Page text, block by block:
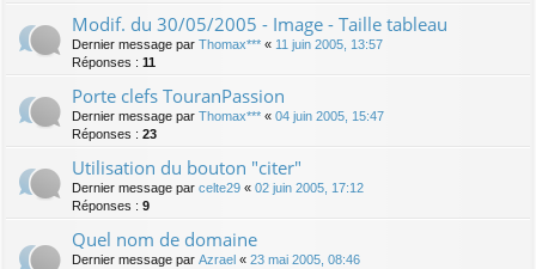
Modif. du 30/05/2005 - Image - Taille tableau
Dernier message par Thomax*** « 11 juin 2005, 13:57
Réponses : 11
Porte clefs TouranPassion
Dernier message par Thomax*** « 04 juin 2005, 15:47
Réponses : 23
Utilisation du bouton "citer"
Dernier message par celte29 « 02 juin 2005, 17:12
Réponses : 9
Quel nom de domaine
Dernier message par Azrael « 23 mai 2005, 08:46